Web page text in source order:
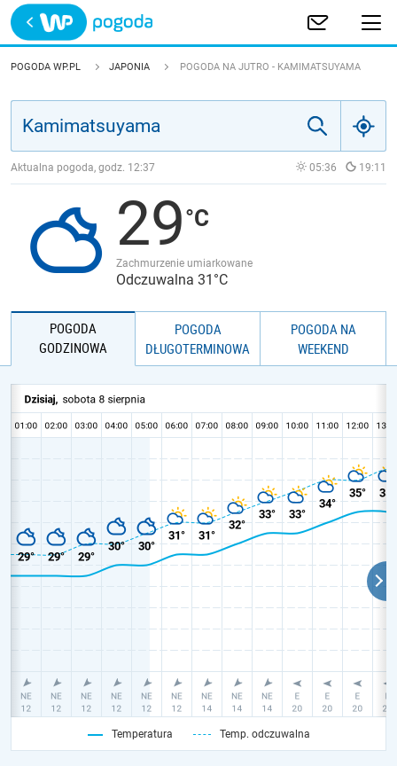
Trwa ładowanie
POLSKA
JAKOŚĆ POWIETRZA
POGODA WP.PL JAPONIA POGODA NA JUTRO - KAMIMATSUYAMA
Aktualna pogoda, godz. 12:37 05:36 19:11
29
Zachmurzenie umiarkowane
Odczuwalna 31°C
POGODA
GODZINOWA
POGODA
DŁUGOTERMINOWA
POGODA NA
WEEKEND
Temperatura Temp. odczuwalna